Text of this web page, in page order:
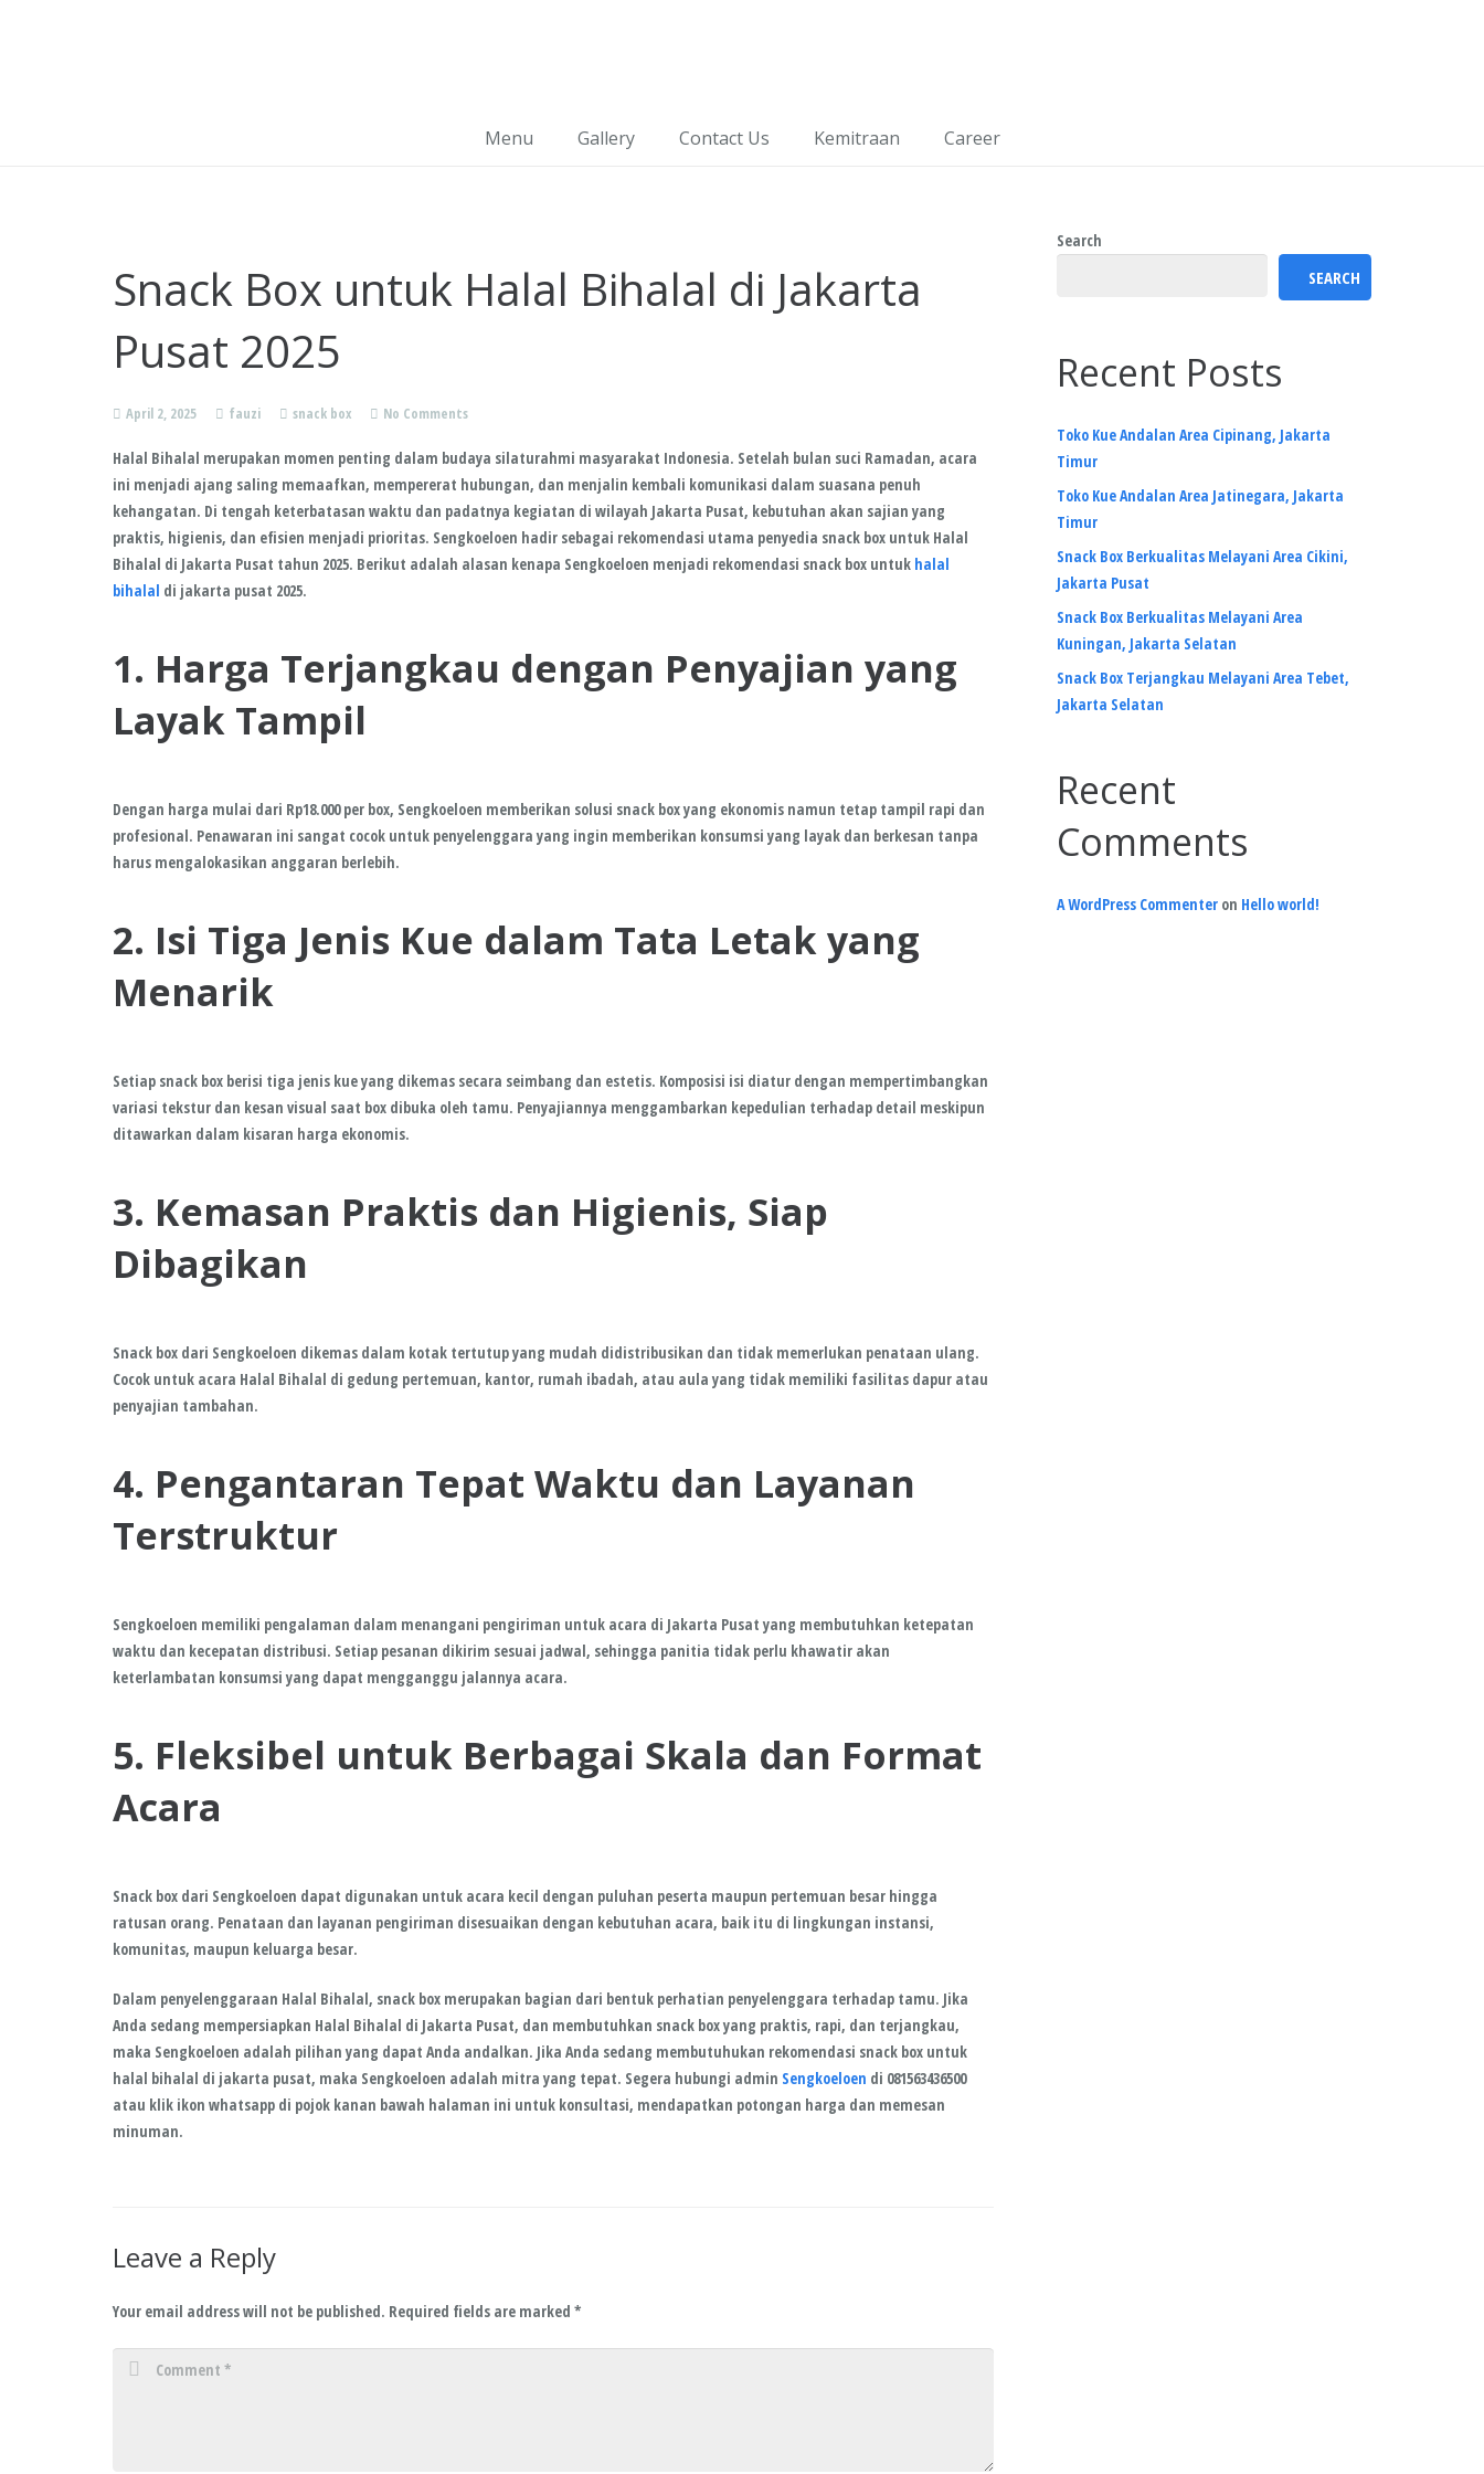
Menu Gallery Contact Us Kemitraan Career
Snack Box untuk Halal Bihalal di Jakarta
Pusat 2025
April 2, 2025 fauzi snack box No Comments
Halal Bihalal merupakan momen penting dalam budaya silaturahmi masyarakat Indonesia. Setelah bulan suci Ramadan, acara
ini menjadi ajang saling memaafkan, mempererat hubungan, dan menjalin kembali komunikasi dalam suasana penuh
kehangatan. Di tengah keterbatasan waktu dan padatnya kegiatan di wilayah Jakarta Pusat, kebutuhan akan sajian yang
praktis, higienis, dan efisien menjadi prioritas. Sengkoeloen hadir sebagai rekomendasi utama penyedia snack box untuk Halal
Bihalal di Jakarta Pusat tahun 2025. Berikut adalah alasan kenapa Sengkoeloen menjadi rekomendasi snack box untuk halal
bihalal di jakarta pusat 2025.
1. Harga Terjangkau dengan Penyajian yang
Layak Tampil
Dengan harga mulai dari Rp18.000 per box, Sengkoeloen memberikan solusi snack box yang ekonomis namun tetap tampil rapi dan
profesional. Penawaran ini sangat cocok untuk penyelenggara yang ingin memberikan konsumsi yang layak dan berkesan tanpa
harus mengalokasikan anggaran berlebih.
2. Isi Tiga Jenis Kue dalam Tata Letak yang
Menarik
Setiap snack box berisi tiga jenis kue yang dikemas secara seimbang dan estetis. Komposisi isi diatur dengan mempertimbangkan
variasi tekstur dan kesan visual saat box dibuka oleh tamu. Penyajiannya menggambarkan kepedulian terhadap detail meskipun
ditawarkan dalam kisaran harga ekonomis.
3. Kemasan Praktis dan Higienis, Siap
Dibagikan
Snack box dari Sengkoeloen dikemas dalam kotak tertutup yang mudah didistribusikan dan tidak memerlukan penataan ulang.
Cocok untuk acara Halal Bihalal di gedung pertemuan, kantor, rumah ibadah, atau aula yang tidak memiliki fasilitas dapur atau
penyajian tambahan.
4. Pengantaran Tepat Waktu dan Layanan
Terstruktur
Sengkoeloen memiliki pengalaman dalam menangani pengiriman untuk acara di Jakarta Pusat yang membutuhkan ketepatan
waktu dan kecepatan distribusi. Setiap pesanan dikirim sesuai jadwal, sehingga panitia tidak perlu khawatir akan
keterlambatan konsumsi yang dapat mengganggu jalannya acara.
5. Fleksibel untuk Berbagai Skala dan Format
Acara
Snack box dari Sengkoeloen dapat digunakan untuk acara kecil dengan puluhan peserta maupun pertemuan besar hingga
ratusan orang. Penataan dan layanan pengiriman disesuaikan dengan kebutuhan acara, baik itu di lingkungan instansi,
komunitas, maupun keluarga besar.
Dalam penyelenggaraan Halal Bihalal, snack box merupakan bagian dari bentuk perhatian penyelenggara terhadap tamu. Jika
Anda sedang mempersiapkan Halal Bihalal di Jakarta Pusat, dan membutuhkan snack box yang praktis, rapi, dan terjangkau,
maka Sengkoeloen adalah pilihan yang dapat Anda andalkan. Jika Anda sedang membutuhukan rekomendasi snack box untuk
halal bihalal di jakarta pusat, maka Sengkoeloen adalah mitra yang tepat. Segera hubungi admin Sengkoeloen di 081563436500
atau klik ikon whatsapp di pojok kanan bawah halaman ini untuk konsultasi, mendapatkan potongan harga dan memesan
minuman.
Leave a Reply
Your email address will not be published. Required fields are marked *
Search
SEARCH
Recent Posts
Toko Kue Andalan Area Cipinang, Jakarta
Timur
Toko Kue Andalan Area Jatinegara, Jakarta
Timur
Snack Box Berkualitas Melayani Area Cikini,
Jakarta Pusat
Snack Box Berkualitas Melayani Area
Kuningan, Jakarta Selatan
Snack Box Terjangkau Melayani Area Tebet,
Jakarta Selatan
Recent
Comments
A WordPress Commenter on Hello world!